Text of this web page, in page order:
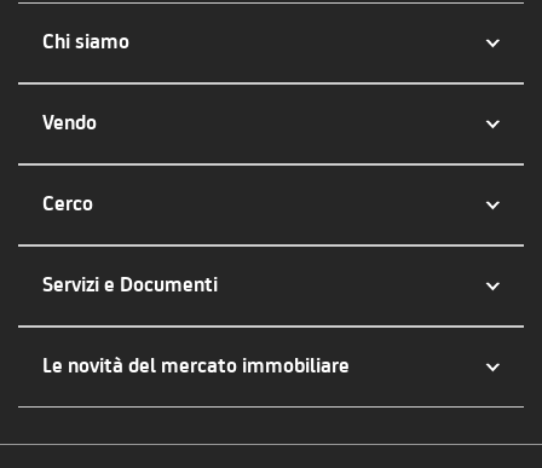
Chi siamo
Vendo
Cerco
Servizi e Documenti
Le novità del mercato immobiliare